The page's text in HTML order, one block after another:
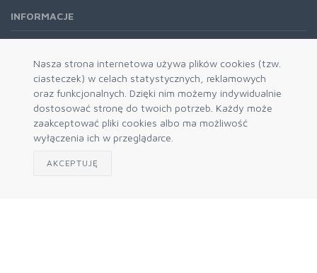
Nasza strona internetowa używa plików cookies (tzw.
ciasteczek) w celach statystycznych, reklamowych
oraz funkcjonalnych. Dzięki nim możemy indywidualnie
dostosować stronę do twoich potrzeb. Każdy może
zaakceptować pliki cookies albo ma możliwość
wyłączenia ich w przeglądarce.
AKCEPTUJĘ
INFORMACJE